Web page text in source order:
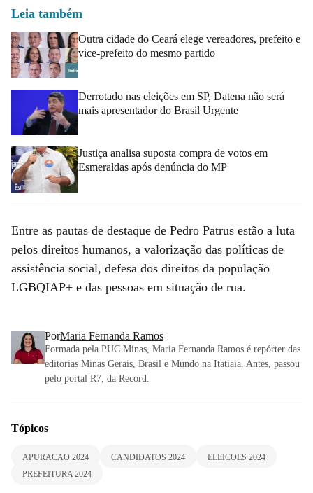
Leia também
Outra cidade do Ceará elege vereadores, prefeito e
vice-prefeito do mesmo partido
Derrotado nas eleições em SP, Datena não será
mais apresentador do Brasil Urgente
Justiça analisa suposta compra de votos em
Esmeraldas após denúncia do MP
Entre as pautas de destaque de Pedro Patrus estão a luta
pelos direitos humanos, a valorização das políticas de
assistência social, defesa dos direitos da população
LGBQIAP+ e das pessoas em situação de rua.
PorMaria Fernanda Ramos
Formada pela PUC Minas, Maria Fernanda Ramos é repórter das
editorias Minas Gerais, Brasil e Mundo na Itatiaia. Antes, passou
pelo portal R7, da Record.
Tópicos
APURACAO 2024 CANDIDATOS 2024
ELEICOES 2024
PREFEITURA 2024